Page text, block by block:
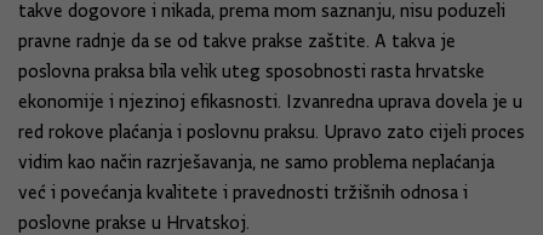
takve dogovore i nikada, prema mom saznanju, nisu poduzeli
pravne radnje da se od takve prakse zaštite. A takva je
poslovna praksa bila velik uteg sposobnosti rasta hrvatske
ekonomije i njezinoj efikasnosti. Izvanredna uprava dovela je u
red rokove plaćanja i poslovnu praksu. Upravo zato cijeli proces
vidim kao način razrješavanja, ne samo problema neplaćanja
već i povećanja kvalitete i pravednosti tržišnih odnosa i
poslovne prakse u Hrvatskoj.